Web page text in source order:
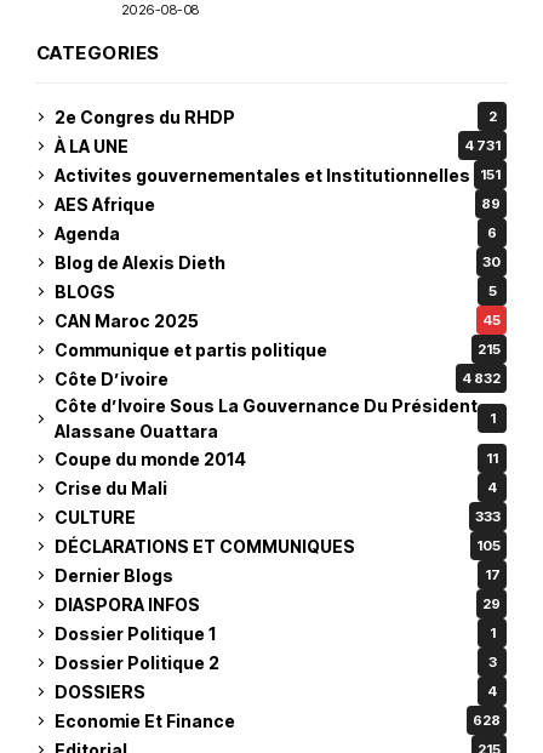
2026-08-08
CATEGORIES
2e Congres du RHDP 2
À LA UNE 4 731
Activites gouvernementales et Institutionnelles 151
AES Afrique 89
Agenda 6
Blog de Alexis Dieth 30
BLOGS 5
CAN Maroc 2025 45
Communique et partis politique 215
Côte D’ivoire 4 832
Côte d’Ivoire Sous La Gouvernance Du Président
Alassane Ouattara
1
Coupe du monde 2014 11
Crise du Mali 4
CULTURE 333
DÉCLARATIONS ET COMMUNIQUES 105
Dernier Blogs 17
DIASPORA INFOS 29
Dossier Politique 1 1
Dossier Politique 2 3
DOSSIERS 4
Economie Et Finance 628
215